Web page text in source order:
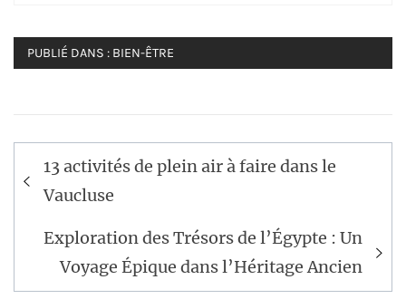
PUBLIÉ DANS : BIEN-ÊTRE
Navigation
de
13 activités de plein air à faire dans le
Vaucluse
Exploration des Trésors de l’Égypte : Un
Voyage Épique dans l’Héritage Ancien